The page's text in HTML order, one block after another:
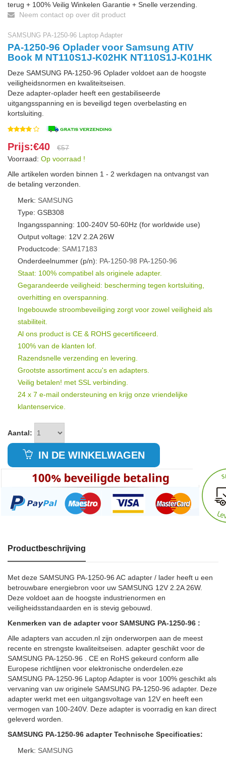
terug + 100% Veilig Winkelen Garantie + Snelle verzending.
Neem contact op over dit product
SAMSUNG PA-1250-96 Laptop Adapter
PA-1250-96 Oplader voor Samsung ATIV
Book M NT110S1J-K02HK NT110S1J-K01HK
Deze SAMSUNG PA-1250-96 Oplader voldoet aan de hoogste
veiligheidsnormen en kwaliteitseisen.
Deze adapter-oplader heeft een gestabiliseerde
uitgangsspanning en is beveiligd tegen overbelasting en
kortsluiting.
Prijs:€40
€57
Voorraad: Op voorraad !
Alle artikelen worden binnen 1 - 2 werkdagen na ontvangst van
de betaling verzonden.
Merk: SAMSUNG
Type: GSB308
Ingangsspanning: 100-240V 50-60Hz (for worldwide use)
Output voltage: 12V 2.2A 26W
Productcode: SAM17183
Onderdeelnummer (p/n): PA-1250-98 PA-1250-96
Staat: 100% compatibel als originele adapter.
Gegarandeerde veiligheid: bescherming tegen kortsluiting,
overhitting en overspanning.
Ingebouwde stroombeveiliging zorgt voor zowel veiligheid als
stabiliteit.
Al ons product is CE & ROHS gecertificeerd.
100% van de klanten lof.
Razendsnelle verzending en levering.
Grootste assortiment accu's en adapters.
Veilig betalen! met SSL verbinding.
24 x 7 e-mail ondersteuning en krijg onze vriendelijke
klantenservice.
Aantal:
IN DE WINKELWAGEN
Productbeschrijving
Met deze SAMSUNG PA-1250-96 AC adapter / lader heeft u een
betrouwbare energiebron voor uw SAMSUNG 12V 2.2A 26W.
Deze voldoet aan de hoogste industrienormen en
veiligheidsstandaarden en is stevig gebouwd.
Kenmerken van de adapter voor SAMSUNG PA-1250-96 :
Alle adapters van accuden.nl zijn onderworpen aan de meest
recente en strengste kwaliteitseisen. adapter geschikt voor de
SAMSUNG PA-1250-96 . CE en RoHS gekeurd conform alle
Europese richtlijnen voor elektronische onderdelen.eze
SAMSUNG PA-1250-96 Laptop Adapter is voor 100% geschikt als
vervaning van uw originele SAMSUNG PA-1250-96 adapter. Deze
adapter werkt met een uitgangsvoltage van 12V en heeft een
vermogen van 100-240V. Deze adapter is voorradig en kan direct
geleverd worden.
SAMSUNG PA-1250-96 adapter Technische Specificaties:
Merk: SAMSUNG